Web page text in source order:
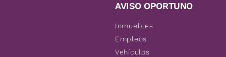
AVISO OPORTUNO
Inmuebles
Empleos
Vehículos